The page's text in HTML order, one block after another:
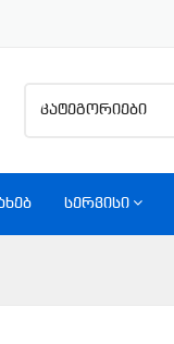
კატეგორიები
ᲡᲔᲠᲕᲘᲡᲘ